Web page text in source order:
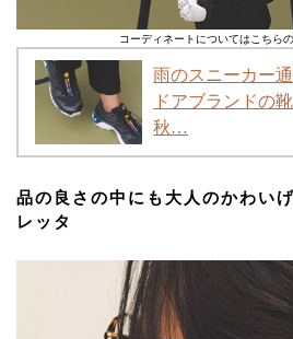
コーディネートについてはこちら
雨のスニーカー
ドアブランドの
秋…
品の良さの中にも大人のかわい
レッタ